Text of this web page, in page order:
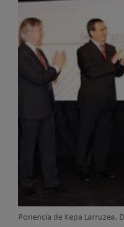
Ponencia de Kepa Larruzea.